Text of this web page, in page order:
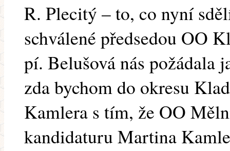
R. Plecitý – to, co nyní
schválené předsedou OO
pí. Belušová nás požádala
zda bychom do okresu
Kamlera s tím, že OO
kandidaturu Martina